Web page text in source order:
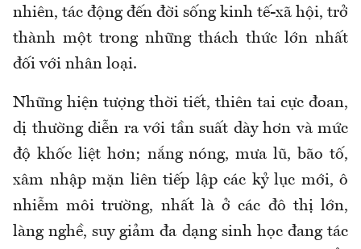
nhiên, tác động đến đời sống kinh tế-xã hội, trở
thành một trong những thách thức lớn nhất
đối với nhân loại.
Những hiện tượng thời tiết, thiên tai cực đoan,
dị thường diễn ra với tần suất dày hơn và mức
độ khốc liệt hơn; nắng nóng, mưa lũ, bão tố,
xâm nhập mặn liên tiếp lập các kỷ lục mới, ô
nhiễm môi trường, nhất là ở các đô thị lớn,
làng nghề, suy giảm đa dạng sinh học đang tác